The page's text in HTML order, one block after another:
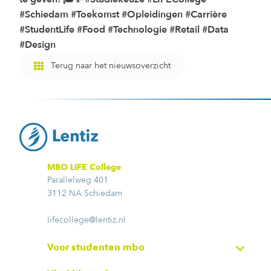
#Schiedam #Toekomst #Opleidingen #Carrière
#StudentLife #Food #Technologie #Retail #Data
#Design
Terug naar het nieuwsoverzicht
MBO LIFE College
Parallelweg 401
3112 NA Schiedam
lifecollege@lentiz.nl
Voor studenten mbo